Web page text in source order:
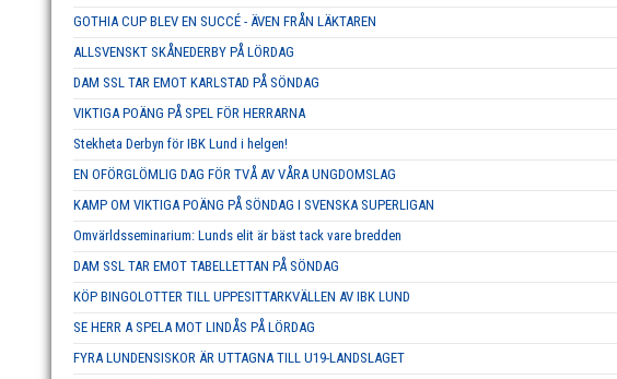
GOTHIA CUP BLEV EN SUCCÉ - ÄVEN FRÅN LÄKTAREN
ALLSVENSKT SKÅNEDERBY PÅ LÖRDAG
DAM SSL TAR EMOT KARLSTAD PÅ SÖNDAG
VIKTIGA POÄNG PÅ SPEL FÖR HERRARNA
Stekheta Derbyn för IBK Lund i helgen!
EN OFÖRGLÖMLIG DAG FÖR TVÅ AV VÅRA UNGDOMSLAG
KAMP OM VIKTIGA POÄNG PÅ SÖNDAG I SVENSKA SUPERLIGAN
Omvärldsseminarium: Lunds elit är bäst tack vare bredden
DAM SSL TAR EMOT TABELLETTAN PÅ SÖNDAG
KÖP BINGOLOTTER TILL UPPESITTARKVÄLLEN AV IBK LUND
SE HERR A SPELA MOT LINDÅS PÅ LÖRDAG
FYRA LUNDENSISKOR ÄR UTTAGNA TILL U19-LANDSLAGET